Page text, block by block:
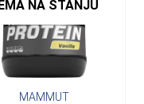
NA STANJU
MAMMUT